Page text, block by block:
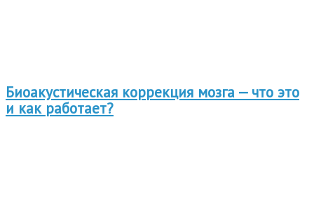
Биоакустическая коррекция мозга — что это
и как работает?